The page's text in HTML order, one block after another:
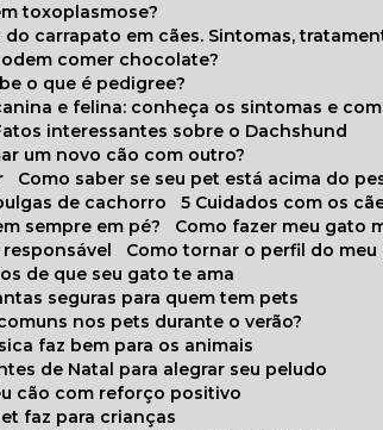
toxoplasmose?
do carrapato em cães. Sintomas,
podem comer chocolate?
o que é pedigree?
canina e felina: conheça os sintomas e
interessantes sobre o Dachshund
um novo cão com outro?
Como saber se seu pet está acima do
de cachorro
5 Cuidados com os
sempre em pé?
Como fazer meu gato
responsável
Como tornar o perfil do
de que seu gato te ama
seguras para quem tem pets
nos pets durante o verão?
faz bem para os animais
de Natal para alegrar seu peludo
cão com reforço positivo
faz para crianças